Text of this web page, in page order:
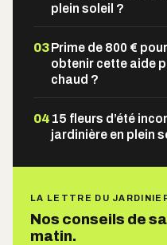
plein soleil ?
03Prime de 800 €
obtenir cette aide
chaud ?
04 15 fleurs d’été
jardinière en plein
LA LETTRE DU
Nos conseils de
matin.